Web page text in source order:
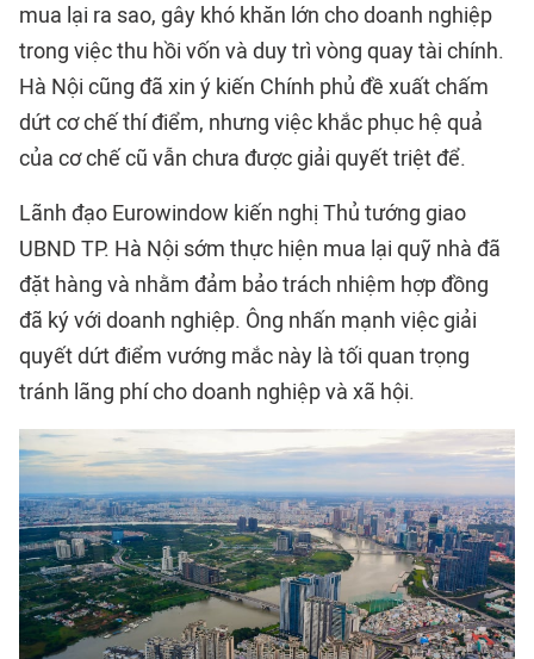
mua lại ra sao, gây khó khăn lớn cho doanh nghiệp
trong việc thu hồi vốn và duy trì vòng quay tài chính.
Hà Nội cũng đã xin ý kiến Chính phủ đề xuất chấm
dứt cơ chế thí điểm, nhưng việc khắc phục hệ quả
của cơ chế cũ vẫn chưa được giải quyết triệt để.
Lãnh đạo Eurowindow kiến nghị Thủ tướng giao
UBND TP. Hà Nội sớm thực hiện mua lại quỹ nhà đã
đặt hàng và nhằm đảm bảo trách nhiệm hợp đồng
đã ký với doanh nghiệp. Ông nhấn mạnh việc giải
quyết dứt điểm vướng mắc này là tối quan trọng
tránh lãng phí cho doanh nghiệp và xã hội.